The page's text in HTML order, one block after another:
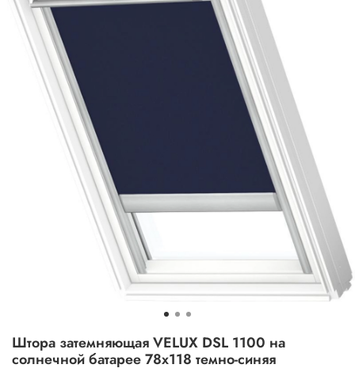
Штора затемняющая VELUX DSL 1100 на
солнечной батарее 78х118 темно-синяя